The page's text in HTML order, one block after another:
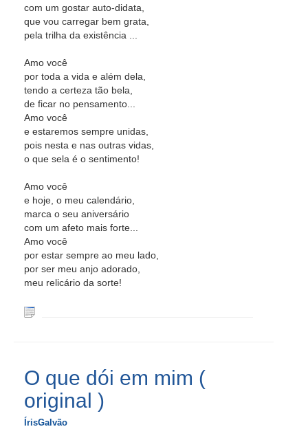
com um gostar auto-didata,
que vou carregar bem grata,
pela trilha da existência ...
Amo você
por toda a vida e além dela,
tendo a certeza tão bela,
de ficar no pensamento...
Amo você
e estaremos sempre unidas,
pois nesta e nas outras vidas,
o que sela é o sentimento!
Amo você
e hoje, o meu calendário,
marca o seu aniversário
com um afeto mais forte...
Amo você
por estar sempre ao meu lado,
por ser meu anjo adorado,
meu relicário da sorte!
O que dói em mim (
original )
ÍrisGalvão